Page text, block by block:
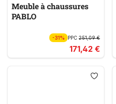
Meuble à chaussures
PABLO
-31% PPC 251,09 €
171,42 €